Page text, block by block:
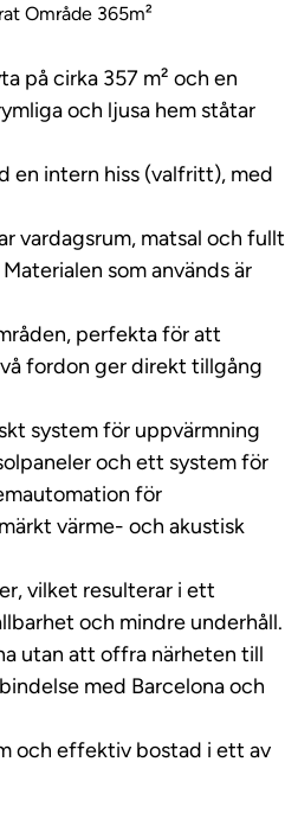
Område 365m²
på cirka 357 m² och en
och ljusa hem ståtar
en intern hiss (valfritt), med
vardagsrum, matsal och fullt
som används är
perfekta för att
fordon ger direkt tillgång
system för uppvärmning
och ett system för
för
värme- och akustisk
vilket resulterar i ett
och mindre underhåll.
utan att offra närheten till
med Barcelona och
och effektiv bostad i ett av